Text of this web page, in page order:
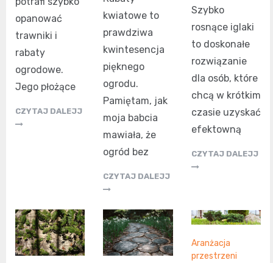
opanować
trawniki i
rabaty
ogrodowe.
Jego płożące
CZYTAJ DALEJJ
kwiatowe to
prawdziwa
kwintesencja
pięknego
ogrodu.
Pamiętam, jak
moja babcia
mawiała, że
ogród bez
CZYTAJ DALEJJ
Szybko
rosnące iglaki
to doskonałe
rozwiązanie
dla osób, które
chcą w krótkim
czasie uzyskać
efektowną
CZYTAJ DALEJJ
Aranżacja
przestrzeni